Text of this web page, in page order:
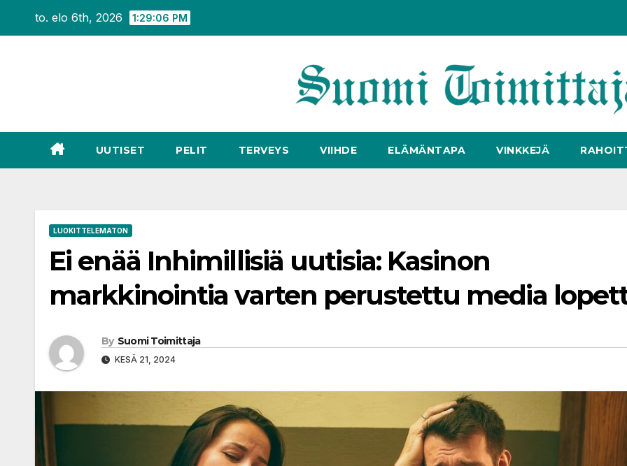
to. elo 6th, 2026 1:29:07 PM
UUTISET PELIT TERVEYS VIIHDE ELÄMÄNTAPA VINKKEJÄ
LUOKITTELEMATON
Ei enää Inhimillisiä uutisia: Kasinon
markkinointia varten perustettu media
By Suomi Toimittaja
KESÄ 21, 2024